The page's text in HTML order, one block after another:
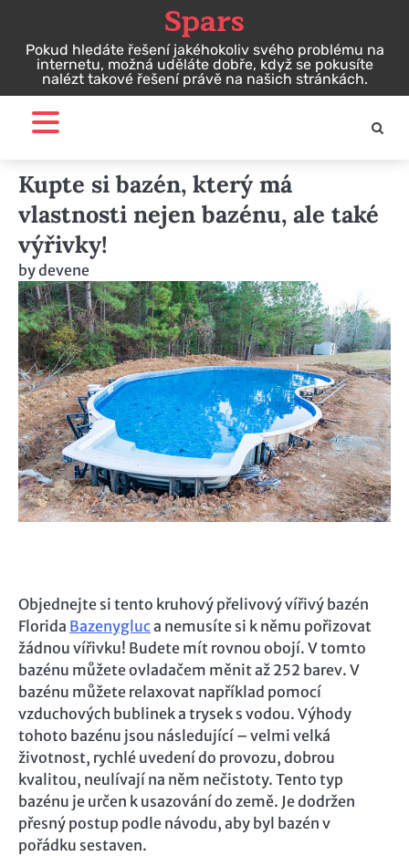
content
Spars
Pokud hledáte řešení jakéhokoliv svého problému na
internetu, možná uděláte dobře, když se pokusíte
nalézt takové řešení právě na našich stránkách.
Kupte si bazén, který má
vlastnosti nejen bazénu, ale také
výřivky!
bydevene
Objednejte si tento kruhový přelivový vířivý bazén
Florida Bazenygluca nemusíte si k němu pořizovat
žádnou vířivku! Budete mít rovnou obojí. V tomto
bazénu můžete ovladačem měnit až 252 barev. V
bazénu můžete relaxovat například pomocí
vzduchových bublinek a trysek s vodou. Výhody
tohoto bazénu jsou následující – velmi velká
životnost, rychlé uvedení do provozu, dobrou
kvalitou, neulívají na něm nečistoty. Tento typ
bazénu je určen k usazování do země. Je dodržen
přesný postup podle návodu, aby byl bazén v
pořádku sestaven.